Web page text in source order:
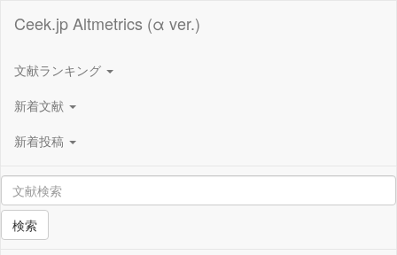
Ceek.jp Altmetrics (α ver.)
文献ランキング
新着文献
新着投稿
検索